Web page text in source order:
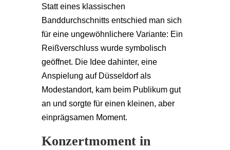
Statt eines klassischen
Banddurchschnitts entschied man sich
für eine ungewöhnlichere Variante: Ein
Reißverschluss wurde symbolisch
geöffnet. Die Idee dahinter, eine
Anspielung auf Düsseldorf als
Modestandort, kam beim Publikum gut
an und sorgte für einen kleinen, aber
einprägsamen Moment.
Konzertmoment in